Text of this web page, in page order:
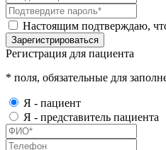
Настоящим подтверждаю,
Зарегистрироваться
Регистрация для пациента
* поля, обязательные для
Я - пациент
Я - представитель пациента